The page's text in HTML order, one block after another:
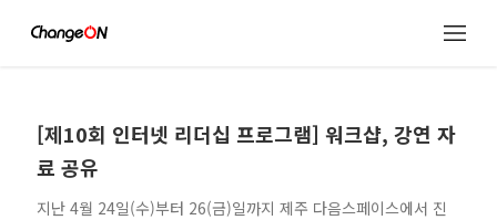
[제10회 인터넷 리더십 프로그램] 워크샵, 강연 자
료 공유
지난 4월 24일(수)부터 26(금)일까지 제주 다음스페이스에서 진